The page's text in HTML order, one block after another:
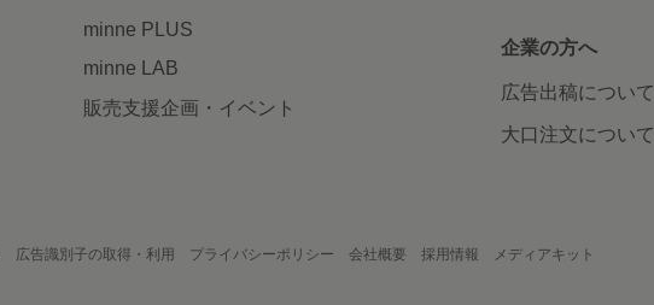
minne PLUS
minne LAB
販売支援企画・イベント
企業の方へ
広告出稿について
大口注文について
広告識別子の取得・利用 プライバシーポリシー 会社概要 採用情報 メディアキット